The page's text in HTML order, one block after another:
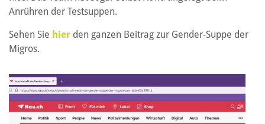
Anrühren der Testsuppen.
Sehen Sie hier den ganzen Beitrag zur Gender-Suppe der
Migros.